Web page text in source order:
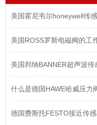
美国霍尼韦尔honeywell传
美国ROSS罗斯电磁阀的工
美国邦纳BANNER超声波传
什么是德国HAWE哈威压力
德国费斯托FESTO接近传